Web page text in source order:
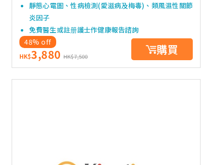
靜態心電圖、性病檢測(愛滋病及梅毒)、類風濕性關節
炎因子
免費醫生或註册護士作健康報告諮詢
48% off
HK$3,880 HK$7,500 購買